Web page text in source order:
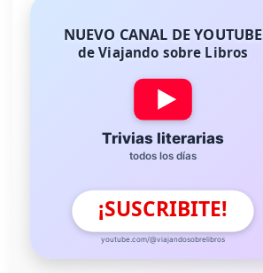
NUEVO CANAL DE YOUTUBE
de Viajando sobre Libros
Trivias literarias
todos los días
¡SUSCRIBITE!
youtube.com/@viajandosobrelibros